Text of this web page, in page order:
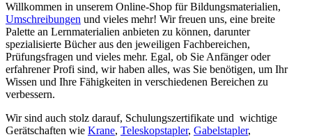
Willkommen in unserem Online-Shop für Bildungsmaterialien,
Umschreibungen und vieles mehr! Wir freuen uns, eine breite
Palette an Lernmaterialien anbieten zu können, darunter
spezialisierte Bücher aus den jeweiligen Fachbereichen,
Prüfungsfragen und vieles mehr. Egal, ob Sie Anfänger oder
erfahrener Profi sind, wir haben alles, was Sie benötigen, um Ihr
Wissen und Ihre Fähigkeiten in verschiedenen Bereichen zu
verbessern.
Wir sind auch stolz darauf, Schulungszertifikate und wichtige
Gerätschaften wie Krane, Teleskopstapler, Gabelstapler,